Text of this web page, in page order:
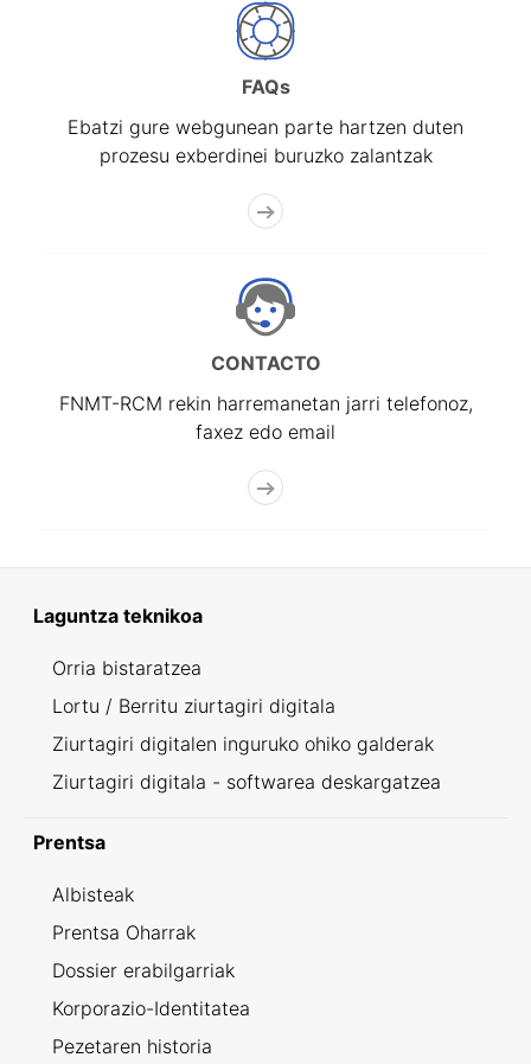
FAQs
Ebatzi gure webgunean parte hartzen duten
prozesu exberdinei buruzko zalantzak
CONTACTO
FNMT-RCM rekin harremanetan jarri telefonoz,
faxez edo email
Laguntza teknikoa
Orria bistaratzea
Lortu / Berritu ziurtagiri digitala
Ziurtagiri digitalen inguruko ohiko galderak
Ziurtagiri digitala - softwarea deskargatzea
Prentsa
Albisteak
Prentsa Oharrak
Dossier erabilgarriak
Korporazio-Identitatea
Pezetaren historia